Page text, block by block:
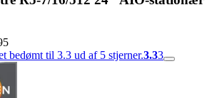
bedømt til 3.3 ud af 5 stjerner.3.33